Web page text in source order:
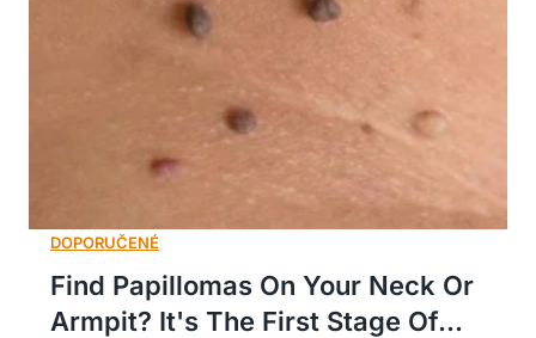
Find Papillomas On Your Neck Or
Armpit? It's The First Stage Of...